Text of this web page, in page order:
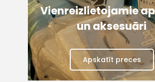
Vienreizlietojamie
un aksesuāri
Apskatīt preces
ar
+